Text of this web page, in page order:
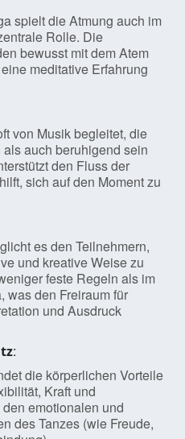
spielt die Atmung auch im
Rolle. Die
bewusst mit dem Atem
meditative Erfahrung
von Musik begleitet, die
auch beruhigend sein
den Fluss der
sich auf den Moment zu
es den Teilnehmern,
und kreative Weise zu
feste Regeln als im
was den Freiraum für
und Ausdruck
:
die körperlichen Vorteile
Kraft und
emotionalen und
des Tanzes (wie Freude,